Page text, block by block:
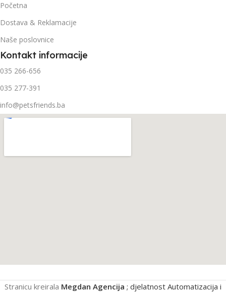
Početna
Dostava & Reklamacije
Naše poslovnice
Kontakt informacije
035 266-656
035 277-391
info@petsfriends.ba
Stranicu kreirala Megdan Agencija ; djelatnost Automatizacija i